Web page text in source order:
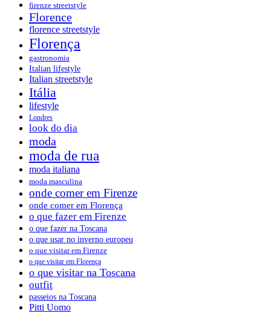
firenze streetstyle
Florence
florence streetstyle
Florença
gastronomia
Italian lifestyle
Italian streetstyle
Itália
lifestyle
Londres
look do dia
moda
moda de rua
moda italiana
moda masculina
onde comer em Firenze
onde comer em Florença
o que fazer em Firenze
o que fazer na Toscana
o que usar no inverno europeu
o que visitar em Firenze
o que visitar em Florença
o que visitar na Toscana
outfit
passeios na Toscana
Pitti Uomo